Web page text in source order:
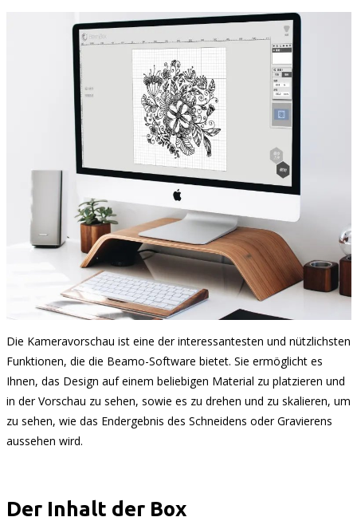
Die Kameravorschau ist eine der interessantesten und nützlichsten
Funktionen, die die Beamo-Software bietet. Sie ermöglicht es
Ihnen, das Design auf einem beliebigen Material zu platzieren und
in der Vorschau zu sehen, sowie es zu drehen und zu skalieren, um
zu sehen, wie das Endergebnis des Schneidens oder Gravierens
aussehen wird.
Der Inhalt der Box